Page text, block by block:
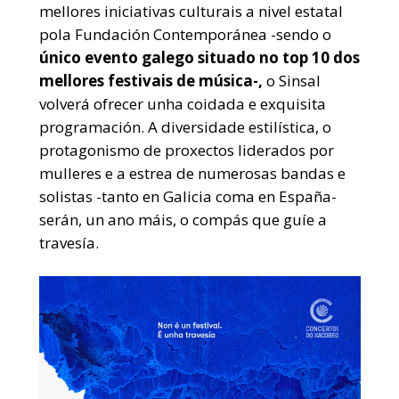
mellores iniciativas culturais a nivel estatal
pola Fundación Contemporánea -sendo o
único evento galego situado no top 10 dos
mellores festivais de música-, o Sinsal
volverá ofrecer unha coidada e exquisita
programación. A diversidade estilística, o
protagonismo de proxectos liderados por
mulleres e a estrea de numerosas bandas e
solistas -tanto en Galicia coma en España-
serán, un ano máis, o compás que guíe a
travesía.